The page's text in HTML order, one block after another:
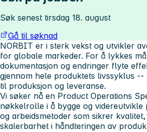
Søk senest tirsdag 18. august
Gå til søknad
NORBIT er i sterk vekst og utvikler
for globale markeder. For å lykkes
dokumentasjon og endringer flyte
gjennom hele produktets livssyklus --
til produksjon og leveranse.
Vi søker nå en Product Operations
nøkkelrolle i å bygge og videreutvikle
og arbeidsmetoder som sikrer
skalerbarhet i håndteringen av